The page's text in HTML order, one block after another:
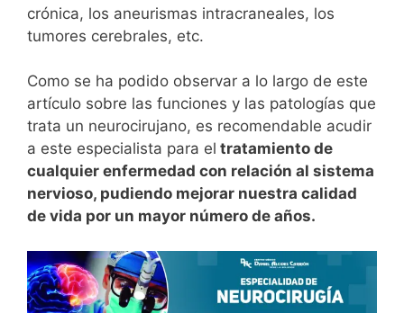
crónica, los aneurismas intracraneales, los
tumores cerebrales, etc.
Como se ha podido observar a lo largo de este
artículo sobre las funciones y las patologías que
trata un neurocirujano, es recomendable acudir
a este especialista para el tratamiento de
cualquier enfermedad con relación al sistema
nervioso, pudiendo mejorar nuestra calidad
de vida por un mayor número de años.